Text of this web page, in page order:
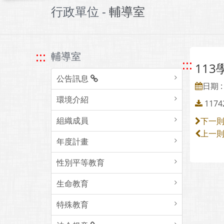
行政單位 - 輔導室
::: 輔導室
公告訊息
環境介紹
組織成員
年度計畫
性別平等教育
生命教育
特殊教育
::: 113
日期
下一
上一